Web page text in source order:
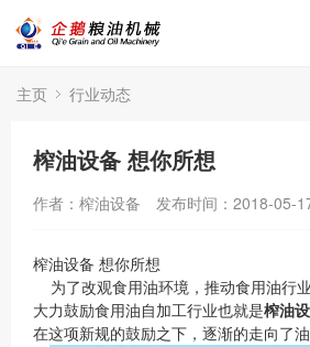
主页 行业动态
榨油设备 想你所想
作者：榨油设备 发布时间：2018-05-
榨油设备 想你所想
为了改观食用油环境，推动食用油行
大力鼓励食用油自加工行业也就是榨油
在这项新规的鼓励之下，逐渐的走向了